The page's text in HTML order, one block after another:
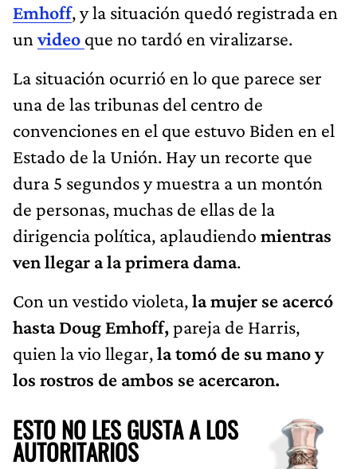
Emhoff, y la situación quedó registrada en
unvideo que no tardó en viralizarse.
La situación ocurrió en lo que parece ser
una de las tribunas del centro de
convenciones en el que estuvo Biden en el
Estado de la Unión. Hay un recorte que
dura 5 segundos y muestra a un montón
de personas, muchas de ellas de la
dirigencia política, aplaudiendo mientras
ven llegar a la primera dama.
Con un vestido violeta,la mujer se acercó
hasta Doug Emhoff,pareja de Harris,
quien la vio llegar,la tomó de su mano y
los rostros de ambos se acercaron.
ESTO NO LES GUSTA A LOS
AUTORITARIOS